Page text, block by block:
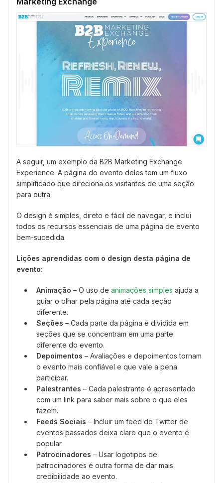
A seguir, um exemplo da B2B Marketing Exchange
Experience. A página do evento deles tem um fluxo
simplificado que direciona os visitantes de uma seção
para outra.
O design é simples, direto e fácil de navegar, e inclui
todos os recursos essenciais de uma página de evento
bem-sucedida.
Lições aprendidas com o design desta página de
evento:
Animação – O uso de animações simples ajuda a
guiar o olhar pela página até cada seção
diferente.
Seções – Cada parte da página é dividida em
seções que se concentram em uma parte
diferente do evento.
Depoimentos – Avaliações e depoimentos tornam
o evento mais confiável e que vale a pena
participar.
Palestrantes – Cada palestrante é apresentado
com um link para saber mais sobre o que eles
fazem.
Feeds Sociais – Incluir um feed do Twitter de
eventos passados deixa claro que o evento é
popular.
Patrocinadores – Usar logotipos de
patrocinadores é outra forma de dar mais
credibilidade ao evento.